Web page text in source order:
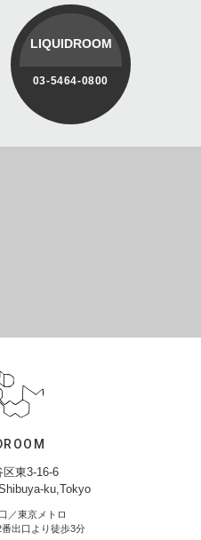
LIQUIDROOM
03-5464-0800
東3-16-6
ku,Tokyo
／東京メトロ
出口より徒歩3分